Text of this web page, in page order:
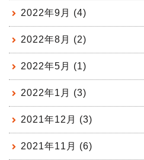
2022年9月 (4)
2022年8月 (2)
2022年5月 (1)
2022年1月 (3)
2021年12月 (3)
2021年11月 (6)